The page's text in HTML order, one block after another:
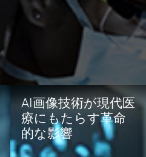
AI画像技術が現代医
療にもたらす革命
的な影響